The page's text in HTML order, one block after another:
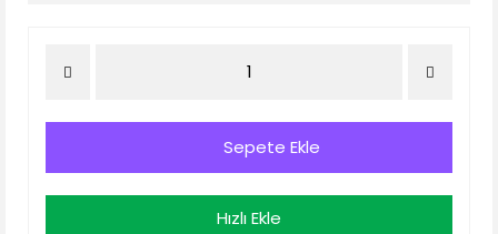
Sepete Ekle
Hızlı Ekle